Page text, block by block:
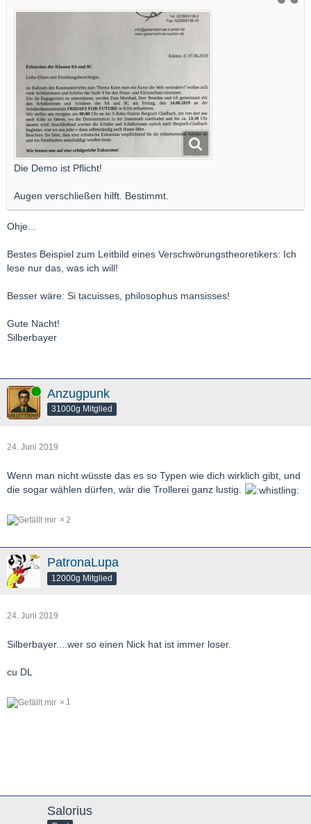
Die Demo ist Pflicht!
Augen verschließen hilft. Bestimmt.
Ohje...
Bestes Beispiel zum Leitbild eines Verschwörungstheoretikers: Ich
lese nur das, was ich will!
Besser wäre: Si tacuisses, philosophus mansisses!
Gute Nacht!
Silberbayer
Online Anzugpunk
31000g Mitglied
24. Juni 2019
Wenn man nicht wüsste das es so Typen wie dich wirklich gibt, und
die sogar wählen dürfen, wär die Trollerei ganz lustig.
2
PatronaLupa
12000g Mitglied
24. Juni 2019
Silberbayer....wer so einen Nick hat ist immer loser.
cu DL
1
Salorius